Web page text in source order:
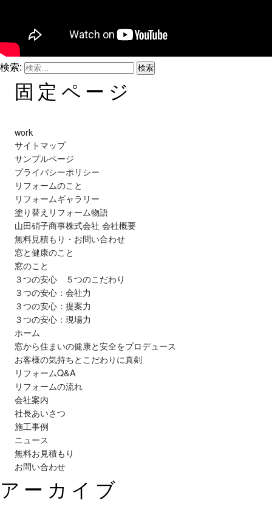
検索:
固定ページ
work
サイトマップ
サンプルページ
プライバシーポリシー
リフォームのこと
リフォームギャラリー
塗り替えリフォーム物語
山田硝子商事株式会社 会社概要
無料見積もり・お問い合わせ
窓と健康のこと
窓のこと
３つの安心 ５つのこだわり
３つの安心：会社力
３つの安心：提案力
３つの安心：現場力
ホーム
窓から住まいの健康と安全をプロデュース
お客様の気持ちとこだわりに真剣
リフォームQ&A
リフォームの流れ
会社案内
社長あいさつ
施工事例
ニュース
無料お見積もり
お問い合わせ
アーカイブ